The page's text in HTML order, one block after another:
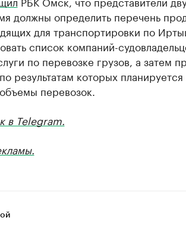
должны определить перечень
для транспортировки по
список компаний-
по перевозке грузов, а затем
результатам которых
перевозок.
в Telegram.